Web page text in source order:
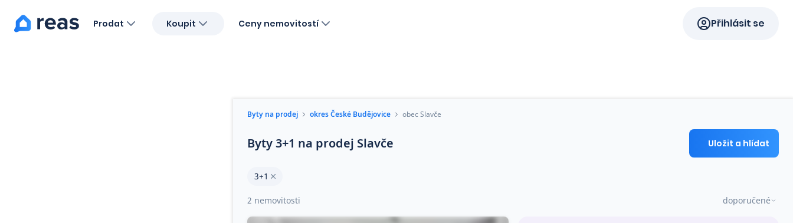
Prodat Koupit Ceny nemovitostí Přihlásit se
Byty na prodej okres České Budějovice obec Slavče
Byty 3+1 na prodej Slavče Uložit a hlídat
3+1
2 nemovitosti doporučené